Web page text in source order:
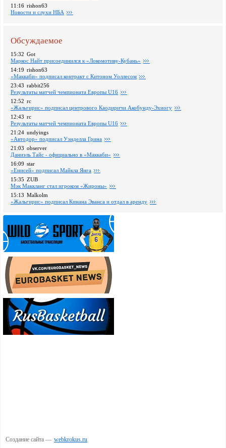
11:16 rishon63
Новости и слухи НБА
Обсуждаемое
15:32 Got
Маркос Найт присоединился к «Локомотиву-Кубань»
14:19 rishon63
«Маккаби» подписал контракт с Китоном Уоллесом
23:43 rabbit256
Pезультаты матчей чемпионата Европы U16
12:52 rc
«Жальгирис» подписал центрового Каодиричи Акобунду-Эхиогу
12:43 rc
Pезультаты матчей чемпионата Европы U16
21:24 undyings
«Автодор» подписал Уэнделла Грина
21:03 observer
Даниэль Тайс - официально в «Маккаби»
16:09 star
«Енисей» подписал Майкла Янга
15:35 ZUB
Мэк Маккланг стал игроком «Жироны»
15:13 Malkolm
«Жальгирис» подписал Кинана Эванса и отдал в аренду
Создание сайта — webkrokus.ru